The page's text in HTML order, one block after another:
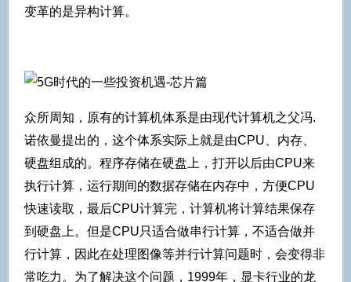
变革的是异构计算。
众所周知，原有的计算机体系是由现代计算机之父冯.
诺依曼提出的，这个体系实际上就是由CPU、内存、
硬盘组成的。程序存储在硬盘上，打开以后由CPU来
执行计算，运行期间的数据存储在内存中，方便CPU
快速读取，最后CPU计算完，计算机将计算结果保存
到硬盘上。但是CPU只适合做串行计算，不适合做并
行计算，因此在处理图像等并行计算问题时，会变得非
常吃力。为了解决这个问题，1999年，显卡行业的龙